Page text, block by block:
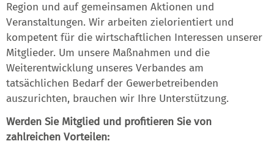
Region und auf gemeinsamen Aktionen und
Veranstaltungen. Wir arbeiten zielorientiert und
kompetent für die wirtschaftlichen Interessen unserer
Mitglieder. Um unsere Maßnahmen und die
Weiterentwicklung unseres Verbandes am
tatsächlichen Bedarf der Gewerbetreibenden
auszurichten, brauchen wir Ihre Unterstützung.
Werden Sie Mitglied und profitieren Sie von
zahlreichen Vorteilen: